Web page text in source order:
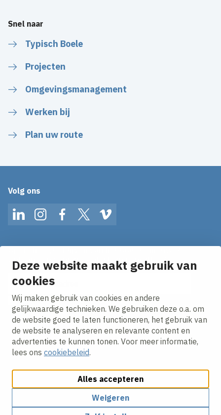
Deze website maakt gebruik van
cookies
Wij maken gebruik van cookies en andere
gelijkwaardige technieken. We gebruiken deze o.a. om
de website goed te laten functioneren, het gebruik van
de website te analyseren en relevante content en
advertenties te kunnen tonen. Voor meer informatie,
lees ons cookiebeleid.
Alles accepteren
Weigeren
Snel naar
Typisch Boele
Projecten
Omgevingsmanagement
Werken bij
Plan uw route
Volg ons
LinkedInInstagramFacebookTwitterVimeo
Ontvang onze nieuws alerts in je mailbox!
E-mailadres
Ik ga akkoord met hetprivacy statement.
Cookies aanpassenCookie beleidPrivacy policy
Algemene inkoopvoorwaarden